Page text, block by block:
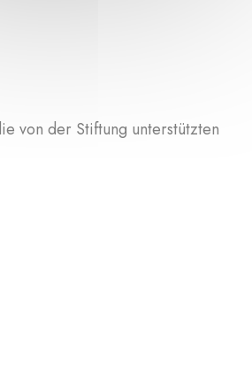
von der Stiftung unterstützten